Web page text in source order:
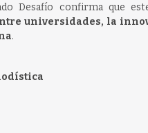
Desafío confirma que
universidades, la
.